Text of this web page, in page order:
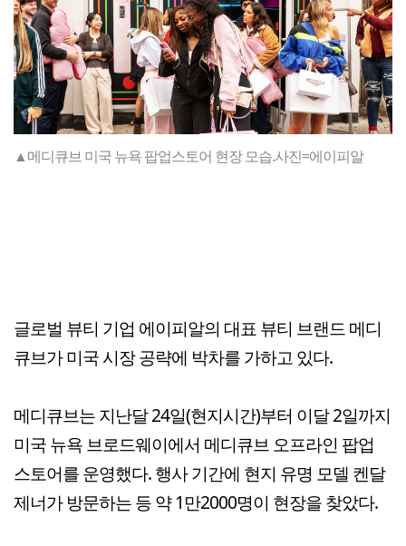
▲메디큐브 미국 뉴욕 팝업스토어 현장 모습.사진=에이피알
글로벌 뷰티 기업 에이피알의 대표 뷰티 브랜드 메디
큐브가 미국 시장 공략에 박차를 가하고 있다.
메디큐브는 지난달 24일(현지시간)부터 이달 2일까지
미국 뉴욕 브로드웨이에서 메디큐브 오프라인 팝업
스토어를 운영했다. 행사 기간에 현지 유명 모델 켄달
제너가 방문하는 등 약 1만2000명이 현장을 찾았다.